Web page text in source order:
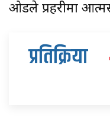
ओडले प्रहरीमा
प्रतिक्रिया